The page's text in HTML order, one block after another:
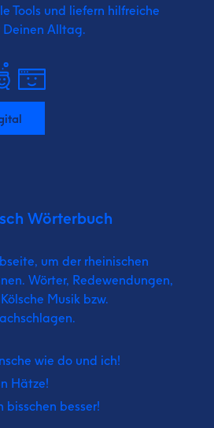
Tools und liefern hilfreiche
Alltag.
Wörterbuch
um der rheinischen
Wörter, Redewendungen,
Musik bzw.
wie do und ich!
Hätze!
bisschen besser!